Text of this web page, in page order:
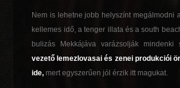
Nem is lehetne jobb helyszínt megálmodni
kellemes idő, a tenger illata és a south
bulizás Mekkájáva varázsolják mindenki
vezető lemezlovasai és zenei produkciói
ide, mert egyszerűen jól érzik itt magukat.